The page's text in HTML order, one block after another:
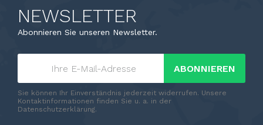
NEWSLETTER
Abonnieren Sie unseren Newsletter.
ABONNIEREN
Sie können Ihr Einverständnis jederzeit widerrufen. Unsere
Kontaktinformationen finden Sie u. a. in der
Datenschutzerklärung.